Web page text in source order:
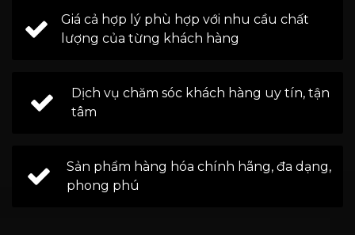
Giá cả hợp lý phù hợp với nhu cầu chất
lượng của từng khách hàng
Dịch vụ chăm sóc khách hàng uy tín, tận
tâm
Sản phẩm hàng hóa chính hãng, đa dạng,
phong phú